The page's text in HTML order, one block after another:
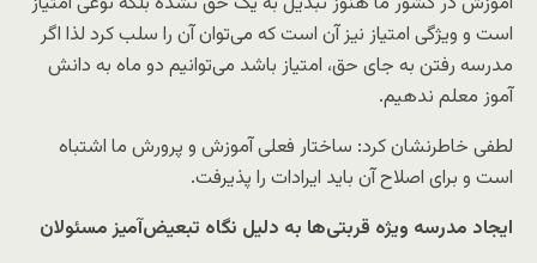
است و ویژگی امتیاز نیز آن است که می‌توان آن را سلب کرد لذا اگر
مدرسه رفتن به جای حق، امتیاز باشد می‌توانیم دو ماه به دانش
آموز معلم ندهیم.
لطفی خاطرنشان کرد: ساختار فعلی آموزش و پرورش ما اشتباه
است و برای اصلاح آن باید ایرادات را پذیرفت.
ایجاد مدرسه ویژه قربتی‌ها به دلیل نگاه تبعیض‌آمیز مسئولان